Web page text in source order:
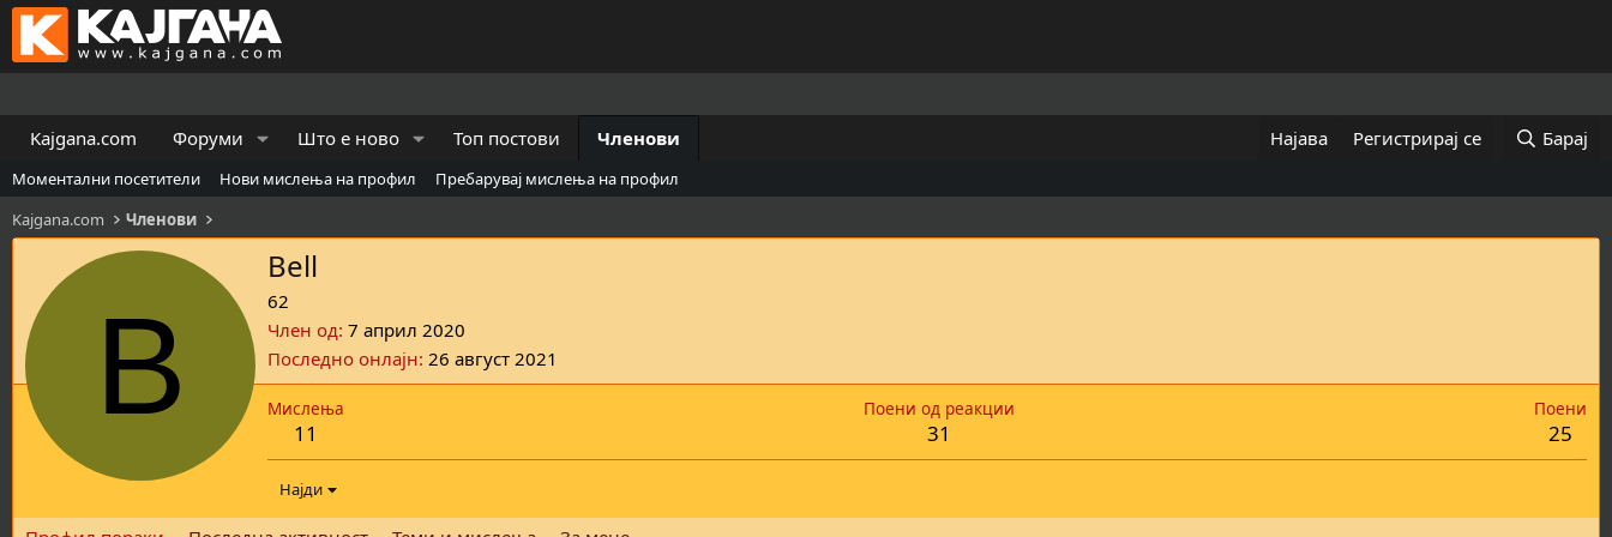
Kajgana.com Форуми Што е ново Топ постови Членови Најава Регистрирај се Барај
Моментални посетители Нови мислења на профил
Пребарувај мислења на профил
Kajgana.com
Членови
B
Bell
62
Член од 7 април 2020
Последно онлајн 26 август 2021
Мислења
11
Поени од реакции
31
Поени
25
Најди